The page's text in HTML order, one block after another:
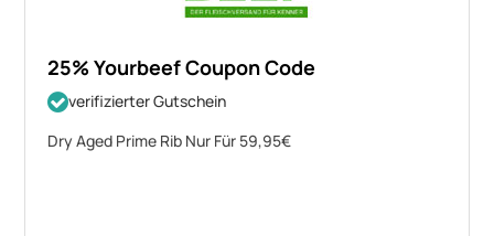
25% Yourbeef Coupon Code
verifizierter Gutschein
Dry Aged Prime Rib Nur Für 59,95€